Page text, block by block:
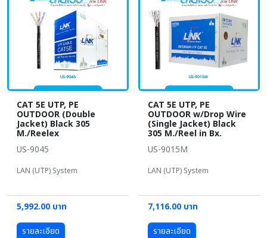
CAT 5E UTP, PE
OUTDOOR (Double
Jacket) Black 305
M./Reelex
US-9045
LAN (UTP) System
5,992.00 บาท
รายละเอียด
CAT 5E UTP, PE
OUTDOOR w/Drop Wire
(Single Jacket) Black
305 M./Reel in Bx.
US-9015M
LAN (UTP) System
7,116.00 บาท
รายละเอียด